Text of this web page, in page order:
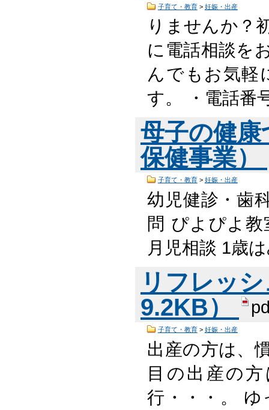
子育て・教育> 妊娠・出産
りませんか？
に電話相談を
んでもお気軽
す。 ・電話番
母子の健
保健事業）
子育て・教育> 妊娠・出産
幼児健診・歯
問 ぴよぴよ
月児相談 1歳
リフレッ
9.2KB）
子育て・教育> 妊娠・出産
出産の方は、
目の出産の
行・・・。